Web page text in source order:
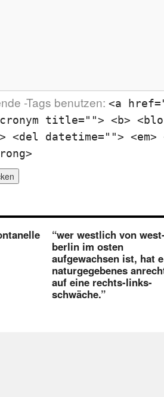
-Tags benutzen: <a
title=""> <b>
<del datetime="">
“wer westlich von
berlin im osten
aufgewachsen ist, hat
naturgegebenes
auf eine rechts-links-
schwäche.”